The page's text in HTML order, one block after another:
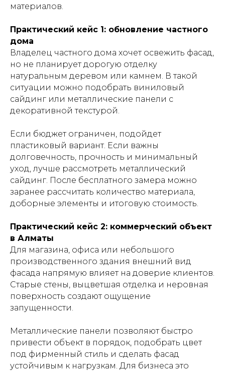
материалов.
Практический кейс 1: обновление частного
дома
Владелец частного дома хочет освежить фасад,
но не планирует дорогую отделку
натуральным деревом или камнем. В такой
ситуации можно подобрать виниловый
сайдинг или металлические панели с
декоративной текстурой.
Если бюджет ограничен, подойдет
пластиковый вариант. Если важны
долговечность, прочность и минимальный
уход, лучше рассмотреть металлический
сайдинг. После бесплатного замера можно
заранее рассчитать количество материала,
доборные элементы и итоговую стоимость.
Практический кейс 2: коммерческий объект
в Алматы
Для магазина, офиса или небольшого
производственного здания внешний вид
фасада напрямую влияет на доверие клиентов.
Старые стены, выцветшая отделка и неровная
поверхность создают ощущение
запущенности.
Металлические панели позволяют быстро
привести объект в порядок, подобрать цвет
под фирменный стиль и сделать фасад
устойчивым к нагрузкам. Для бизнеса это